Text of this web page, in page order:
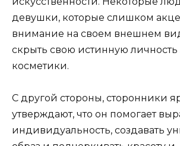
девушки, которые слишком
внимание на своем внешнем
скрыть свою истинную личность
косметики.
С другой стороны, сторонники
утверждают, что он помогает
индивидуальность, создавать